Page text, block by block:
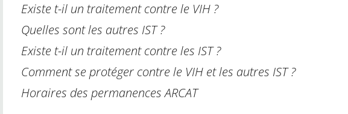
Existe t-il un traitement contre le VIH ?
Quelles sont les autres IST ?
Existe t-il un traitement contre les IST ?
Comment se protéger contre le VIH et les autres IST ?
Horaires des permanences ARCAT